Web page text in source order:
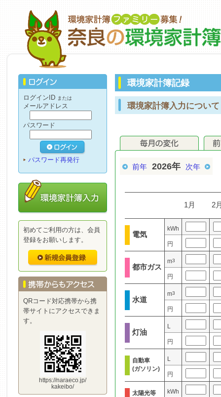
環境家計簿記録
環境家計簿入力について
前年 2026年 次年
1月 2
電気
kWh
円
都市ガス
m3
円
水道
m3
円
灯油
L
円
自動車
(ガソリン)
L
円
太陽光等
kWh
ログインID または
メールアドレス
パスワード
パスワード再発行
初めてご利用の方は、会員
登録をお願いします。
QRコード対応携帯から携
帯サイトにアクセスできま
す。
https://naraeco.jp/
kakeibo/